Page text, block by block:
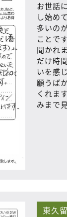
お世話
し始め
多いの
ことで
聞かれ
だけ時
いを感
願うば
くれま
みまで
東久